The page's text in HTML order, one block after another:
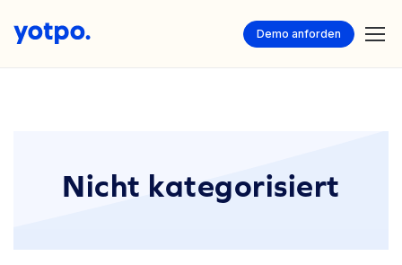
Demo anforden
Nicht kategorisiert